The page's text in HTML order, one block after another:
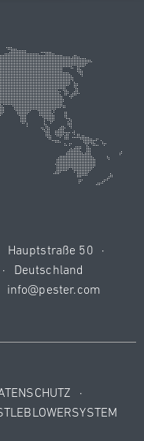
Hauptstraße 50
·
·
Deutschland
info@pester.com
·